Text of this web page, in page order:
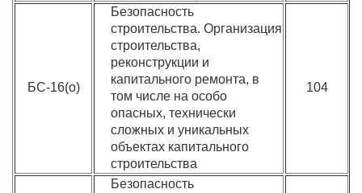
БС-16(о)
Безопасность
строительства. Организация
строительства,
реконструкции и
капитального ремонта, в
том числе на особо
опасных, технически
сложных и уникальных
объектах капитального
строительства
104
Безопасность